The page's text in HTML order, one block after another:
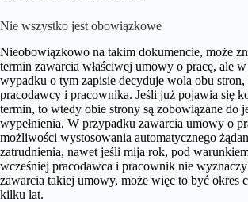
Nie wszystko jest obowiązkowe
Nieobowiązkowo na takim dokumencie, może
termin zawarcia właściwej umowy o pracę, ale
wypadku o tym zapisie decyduje wola obu
pracodawcy i pracownika. Jeśli już pojawia się
termin, to wtedy obie strony są zobowiązane do
wypełnienia. W przypadku zawarcia umowy o
możliwości wystosowania automatycznego
zatrudnienia, nawet jeśli mija rok, pod
wcześniej pracodawca i pracownik nie
zawarcia takiej umowy, może więc to być okres
kilku lat.